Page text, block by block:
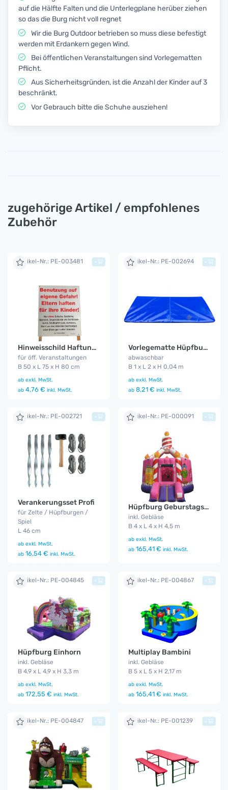
auf die Hälfte Falten und die Unterlegplane herüber ziehen
so das die Burg nicht voll regnet
Wir die Burg Outdoor betrieben so muss diese befestigt
werden mit Erdankern gegen Wind.
Bei öffentlichen Veranstaltungen sind Vorlegematten
Pflicht.
Aus Sicherheitsgründen, ist die Anzahl der Kinder auf 3
beschränkt.
Vor Gebrauch bitte die Schuhe ausziehen!
zugehörige Artikel / empfohlenes
Zubehör
Artikel-Nr.: PE-003481
Hinweisschild Haftungsausschluss
für öff. Veranstaltungen
B 50 x L 75 x H 80 cm
ab exkl. MwSt.
ab 4,76 € inkl. MwSt.
+ Artikel-Nr.: PE-002694
Vorlegematte Hüpfburg
abwaschbar
B 1 x L 2 x H 0,04 m
ab exkl. MwSt.
ab 8,21 € inkl. MwSt.
+
Artikel-Nr.: PE-002721
Verankerungsset Profi
für Zelte / Hüpfburgen /
Spiel
L 46 cm
ab exkl. MwSt.
ab 16,54 € inkl. MwSt.
+ Artikel-Nr.: PE-000091
Hüpfburg Geburstagstorte
inkl. Gebläse
B 4 x L 4 x H 4,5 m
ab exkl. MwSt.
ab 165,41 € inkl. MwSt.
+
Artikel-Nr.: PE-004845
Hüpfburg Einhorn
inkl. Gebläse
B 4,9 x L 4,9 x H 3,3 m
ab exkl. MwSt.
ab 172,55 € inkl. MwSt.
+ Artikel-Nr.: PE-004867
Multiplay Bambini
inkl. Gebläse
B 5 x L 5 x H 2,17 m
ab exkl. MwSt.
ab 165,41 € inkl. MwSt.
+
Artikel-Nr.: PE-004847 + Artikel-Nr.: PE-001239 +